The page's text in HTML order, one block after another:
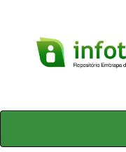
Skip